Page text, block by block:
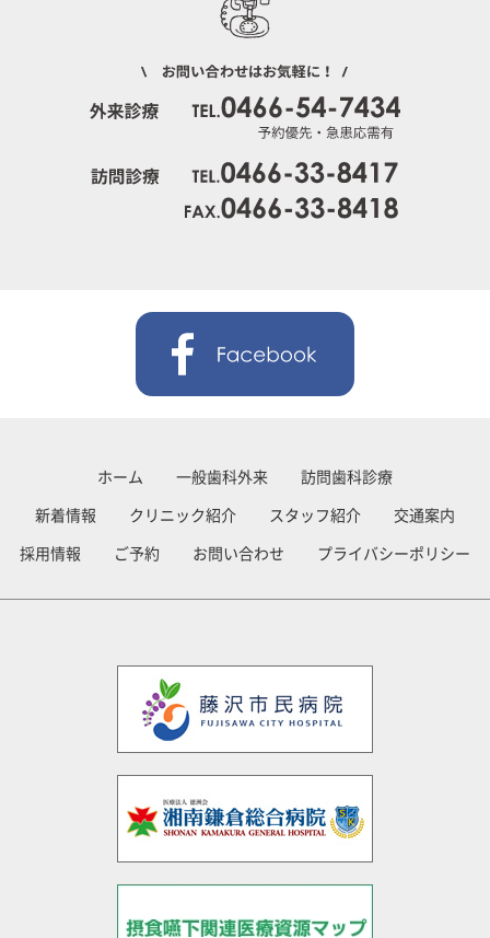
ホーム 一般歯科外来
訪問歯科診療
新着情報
クリニック紹介 スタッフ紹介
交通案内
採用情報
ご予約 お問い合わせ プライバシーポリシー